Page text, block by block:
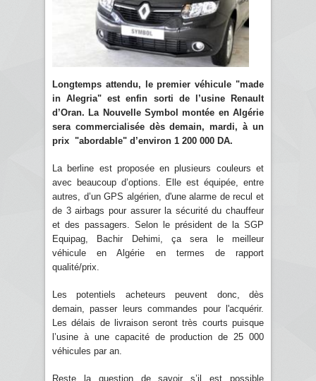
Longtemps attendu, le premier véhicule "made
in Alegria" est enfin sorti de l’usine Renault
d’Oran. La Nouvelle Symbol montée en Algérie
sera commercialisée dès demain, mardi, à un
prix "abordable" d’environ 1 200 000 DA.
La berline est proposée en plusieurs couleurs et
avec beaucoup d’options. Elle est équipée, entre
autres, d’un GPS algérien, d'une alarme de recul et
de 3 airbags pour assurer la sécurité du chauffeur
et des passagers. Selon le président de la SGP
Equipag, Bachir Dehimi, ça sera le meilleur
véhicule en Algérie en termes de rapport
qualité/prix.
Les potentiels acheteurs peuvent donc, dès
demain, passer leurs commandes pour l'acquérir.
Les délais de livraison seront très courts puisque
l’usine à une capacité de production de 25 000
véhicules par an.
Reste la question de savoir s’il est possible